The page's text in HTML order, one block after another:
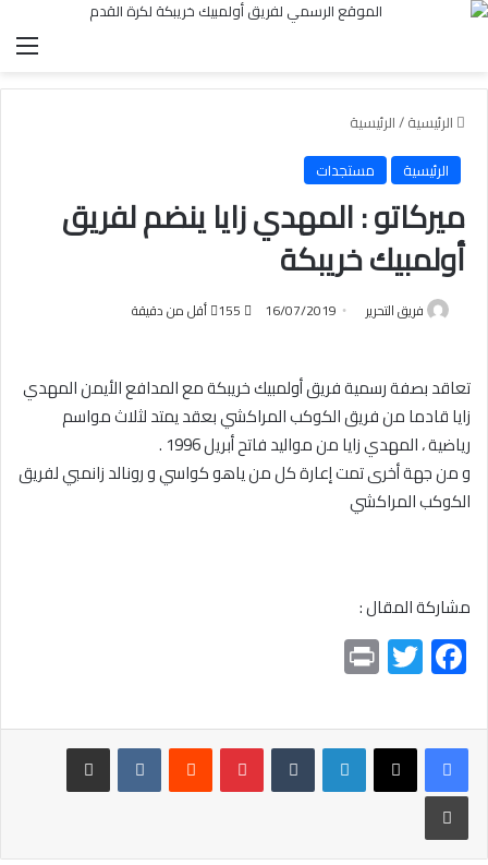
الرئيسية/الرئيسية
الرئيسية
مستجدات
ميركاتو : المهدي زايا ينضم لفريق
أولمبيك خريبكة
فريق التحرير 16/07/2019 أقل من دقيقة
تعاقد بصفة رسمية فريق أولمبيك خريبكة مع المدافع الأيمن المهدي
زايا قادما من فريق الكوكب المراكشي بعقد يمتد لثلاث مواسم
رياضية ، المهدي زايا من مواليد فاتح أبريل 1996 .
و من جهة أخرى تمت إعارة كل من ياهو كواسي و رونالد زانمبي لفريق
الكوكب المراكشي
مشاركة المقال :
F
ac
e
b
o
ok
T
wi
tt
er
t
لينكدإن بينتيريست
مشاركة عبر البريد
طباعة